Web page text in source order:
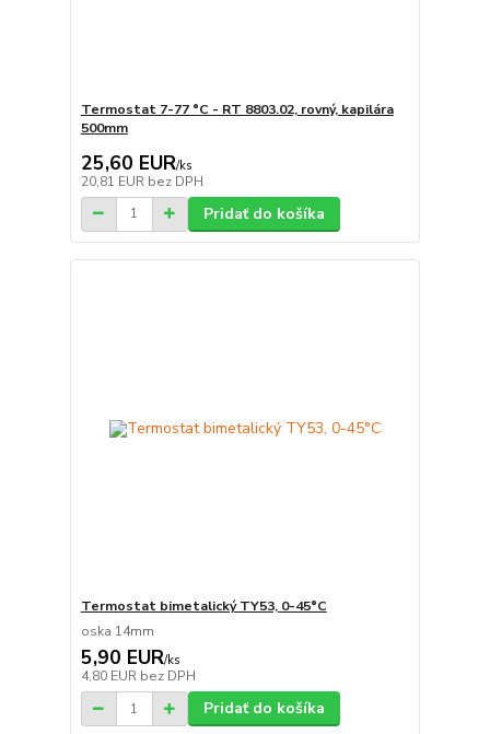
Termostat 7-77 °C - RT 8803.02, rovný, kapilára
500mm
25,60 EUR/ks
20,81 EUR bez DPH
Pridať do košíka
Termostat bimetalický TY53, 0-45°C
oska 14mm
5,90 EUR/ks
4,80 EUR bez DPH
Pridať do košíka